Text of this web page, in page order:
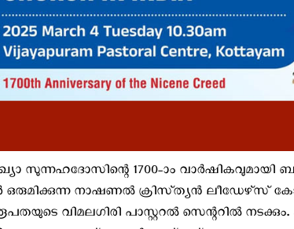
സുന്നഹദോസിന്റെ 1700-ാം വാർഷികവുമായി
ഒരുമിക്കുന്ന നാഷണൽ ക്രിസ്‌ത്യൻ ലീഡേഴ്‌സ്
വിമലഗിരി പാസ്റ്ററൽ സെന്ററിൽ